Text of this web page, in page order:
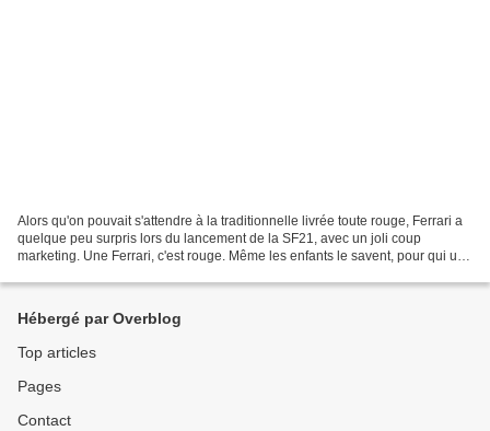
Alors qu'on pouvait s'attendre à la traditionnelle livrée toute rouge, Ferrari a
quelque peu surpris lors du lancement de la SF21, avec un joli coup
marketing. Une Ferrari, c'est rouge. Même les enfants le savent, pour qui une
Hébergé par Overblog
Top articles
Pages
Contact